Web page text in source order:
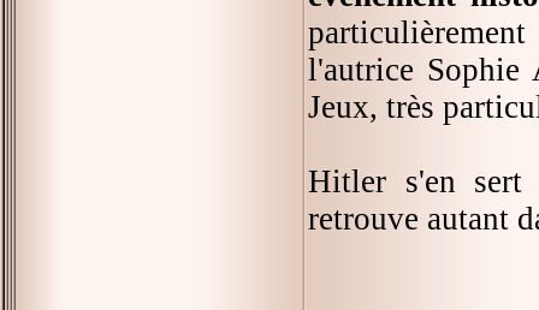
l'autrice Sophie
Jeux, très
Hitler s'en sert
retrouve autant